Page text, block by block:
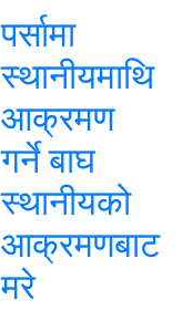
पर्सामा
स्थानीयमाथि
आक्रमण
गर्ने बाघ
स्थानीयको
आक्रमणबाट
मरे